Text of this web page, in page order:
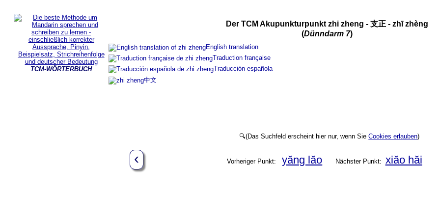
TCM-WÖRTERBUCH
Der TCM Akupunkturpunkt zhi zheng - 支正 - zhī zhèng
(Dünndarm 7)
English translation
Traduction française
Traducción española
中文
🔍(Das Suchfeld erscheint hier nur, wenn SieCookies erlauben)
‹ Vorheriger Punkt:yăng lăo Nächster Punkt: xiăo hăi